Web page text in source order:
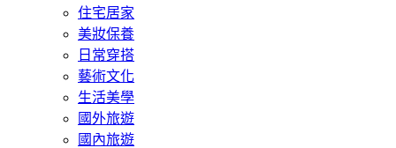
住宅居家
美妝保養
日常穿搭
藝術文化
生活美學
國外旅遊
國內旅遊